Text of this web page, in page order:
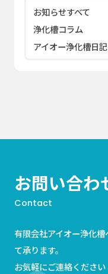
お知らせすべて
浄化槽コラム
アイオー浄化槽日記
お問い合わ
Contact
有限会社アイオー浄化
て承ります。
お気軽にご連絡ください